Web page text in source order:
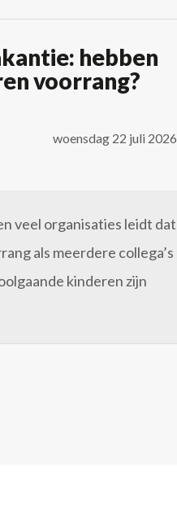
hebben
voorrang?
woensdag 22 juli 2026
veel organisaties leidt dat
als meerdere collega’s
kinderen zijn